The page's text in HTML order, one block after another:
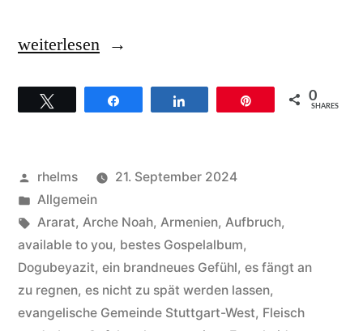
„Rev.
Bunson
Hintergründe
zum
Songs
It’s
gonna
weiterlesen
0
SHARES
Veröffentlicht
von
rhelms
21. September 2024
Veröffentlicht
unter
Allgemein
Schlagwörter:
Ararat, Arche Noah, Armenien, Aufbruch,
available to you, bestes Gospelalbum,
Dogubeyazit, ein brandneues Gefühl, es fängt an
zu regnen, es nicht zu spät werden lassen,
evangelische Gemeinde Stuttgart-West, Fleisch